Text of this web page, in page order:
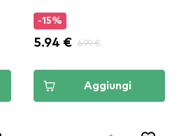
-15%
5.94 € 6.99 €
Aggiungi